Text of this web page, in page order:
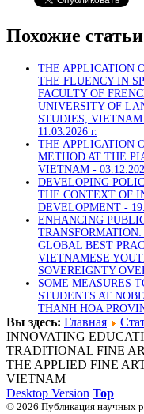
Похожие
THE APPLICATION
THE FLUENCY IN
FACULTY OF
UNIVERSITY OF
STUDIES,
11.03.2026 г.
THE APPLICATION
METHOD AT THE
VIETNAM -
DEVELOPING
THE CONTEXT OF
DEVELOPMENT -
ENHANCING
GLOBAL BEST
VIETNAMESE
SOVEREIGNTY
SOME MEASURES
STUDENTS AT
THANH HOA
Вы здесь: Главная
INNOVATING
TRADITIONAL FINE
THE APPLIED FINE
VIETNAM
Desktop Version Top
© 2026 Публикация научных